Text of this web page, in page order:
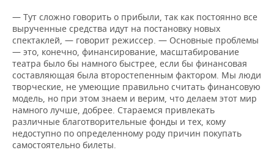
— Тут сложно говорить о прибыли, так как постоянно все
вырученные средства идут на постановку новых
спектаклей, — говорит режиссер. — Основные проблемы
— это, конечно, финансирование, масштабирование
театра было бы намного быстрее, если бы финансовая
составляющая была второстепенным фактором. Мы люди
творческие, не умеющие правильно считать финансовую
модель, но при этом знаем и верим, что делаем этот мир
намного лучше, добрее. Стараемся привлекать
различные благотворительные фонды и тех, кому
недоступно по определенному роду причин покупать
самостоятельно билеты.